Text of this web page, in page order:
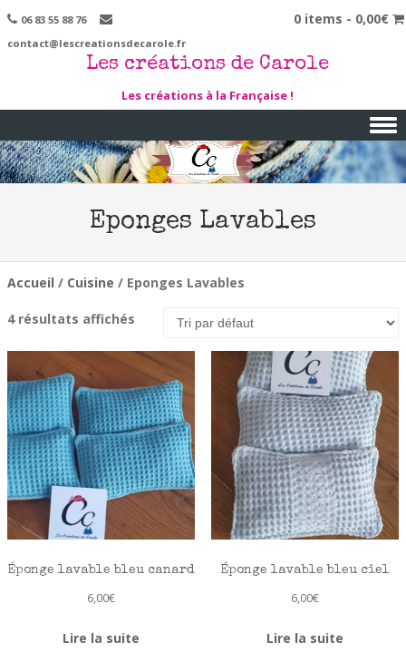
06 83 55 88 76
contact@lescreationsdecarole.fr
0 items - 0,00€
Les créations de Carole
Les créations à la Française !
Skip to content
Eponges Lavables
Accueil / Cuisine / Eponges Lavables
4 résultats affichés
Éponge lavable bleu canard
6,00€
Lire la suite
Éponge lavable bleu ciel
6,00€
Lire la suite